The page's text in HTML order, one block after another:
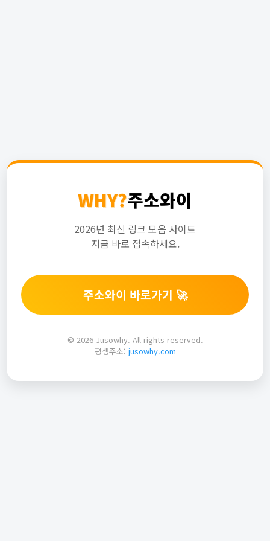
WHY?주소와이
2026년 최신 링크 모음 사이트
지금 바로 접속하세요.
주소와이 바로가기 🚀
© 2026 Jusowhy. All rights reserved.
평생주소: jusowhy.com